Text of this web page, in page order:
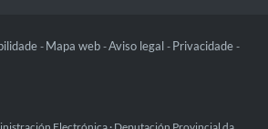
- Mapa web -Aviso legal - Privacidade -